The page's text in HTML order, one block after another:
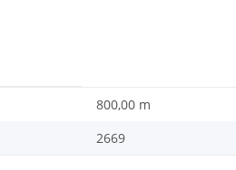
800,00 m
2669